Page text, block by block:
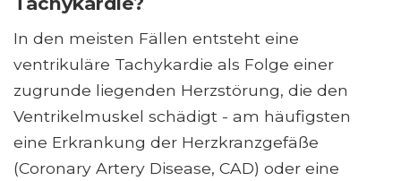
In den meisten Fällen entsteht eine
ventrikuläre Tachykardie als Folge einer
zugrunde liegenden Herzstörung, die den
Ventrikelmuskel schädigt - am häufigsten
eine Erkrankung der Herzkranzgefäße
(Coronary Artery Disease, CAD) oder eine